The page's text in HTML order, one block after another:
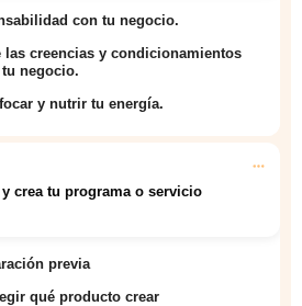
con tu negocio.
las creencias y condicionamientos
negocio.
y nutrir tu energía.
y crea tu programa o servicio
previa
qué producto crear